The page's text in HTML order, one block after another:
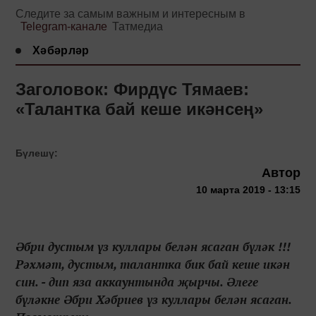
Следите за самым важным и интересным в
Telegram-канале Татмедиа
Хәбәрләр
Заголовок: Фирдүс Тямаев:
«Талантка бай кеше икәнсең»
Бүлешү:
Автор
10 марта 2019 - 13:15
Әбри дустым үз куллары белән ясаган бүләк !!!
Рәхмәт, дустым, талантка бик бай кеше икән
син. - дип яза аккаунтында җырчы. Әлеге
бүләкне Әбри Хәбриев үз куллары белән ясаган.